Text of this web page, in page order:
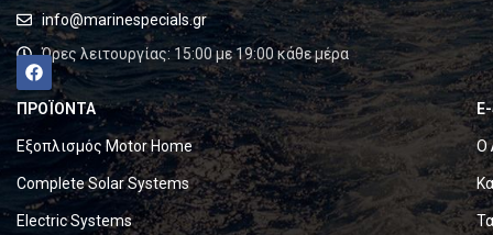
info@marinespecials.gr
Ώρες λειτουργίας: 15:00 με 19:00 κάθε μέρα
ΠΡΟΪΟΝΤΑ
Εξοπλισμός Motor Home
Complete Solar Systems
Electric Systems
Ο